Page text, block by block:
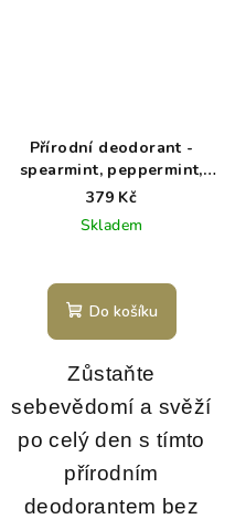
Přírodní deodorant -
spearmint, peppermint,
kokos - 50g
379 Kč
Skladem
Do košíku
Zůstaňte
sebevědomí a svěží
po celý den s tímto
přírodním
deodorantem bez